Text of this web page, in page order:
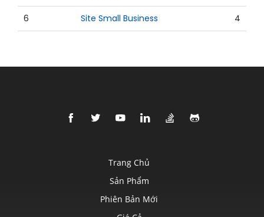
6 Site Small Business 4
Trang Chủ
Sản Phẩm
Phiên Bản Mới